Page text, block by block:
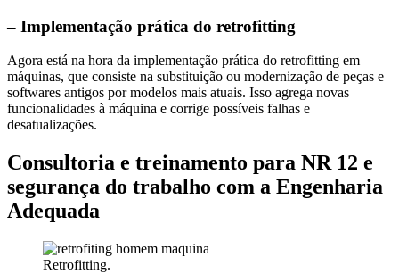
– Implementação prática do retrofitting
Agora está na hora da implementação prática do retrofitting em
máquinas, que consiste na substituição ou modernização de peças e
softwares antigos por modelos mais atuais. Isso agrega novas
funcionalidades à máquina e corrige possíveis falhas e
desatualizações.
Consultoria e treinamento para NR 12 e
segurança do trabalho com a Engenharia
Adequada
Retrofitting.